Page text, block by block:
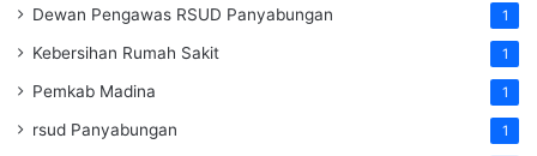
Dewan Pengawas RSUD Panyabungan 1
Kebersihan Rumah Sakit 1
Pemkab Madina 1
rsud Panyabungan 1